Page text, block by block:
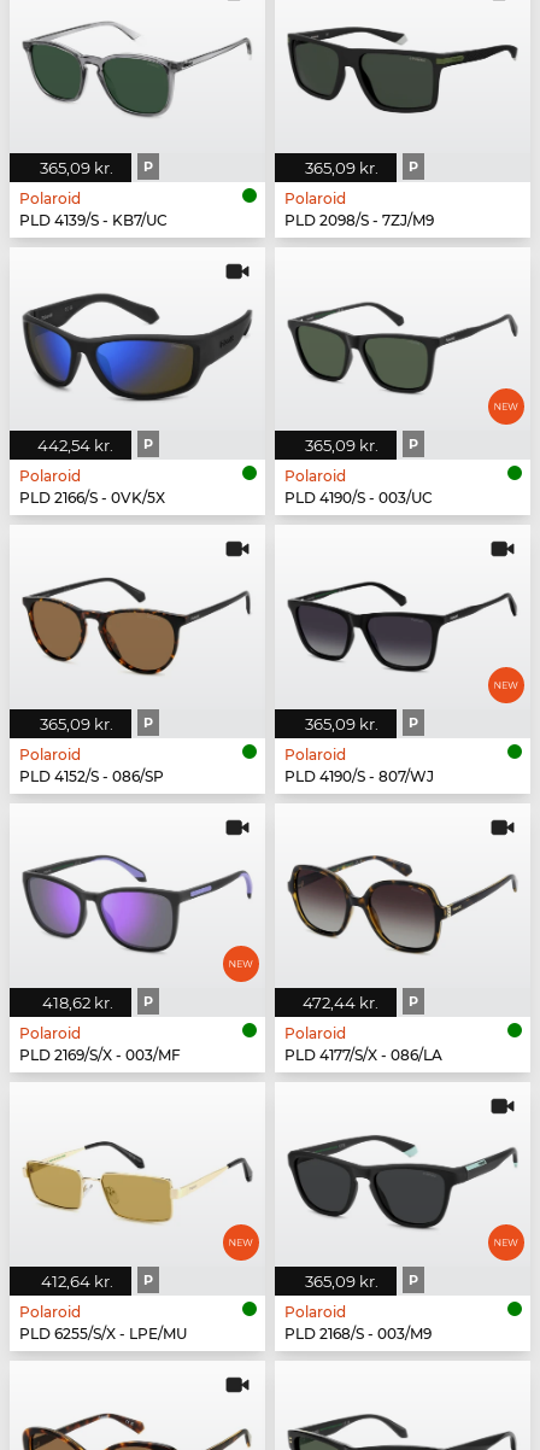
365,09 kr. P
Polaroid
PLD 4139/S - KB7/UC
365,09 kr. P
Polaroid
PLD 2098/S - 7ZJ/M9
442,54 kr. P
Polaroid
PLD 2166/S - 0VK/5X
365,09 kr. P
Polaroid
PLD 4190/S - 003/UC
365,09 kr. P
Polaroid
PLD 4152/S - 086/SP
365,09 kr. P
Polaroid
PLD 4190/S - 807/WJ
418,62 kr. P
Polaroid
PLD 2169/S/X - 003/MF
472,44 kr. P
Polaroid
PLD 4177/S/X - 086/LA
412,64 kr. P
Polaroid
PLD 6255/S/X - LPE/MU
365,09 kr. P
Polaroid
PLD 2168/S - 003/M9